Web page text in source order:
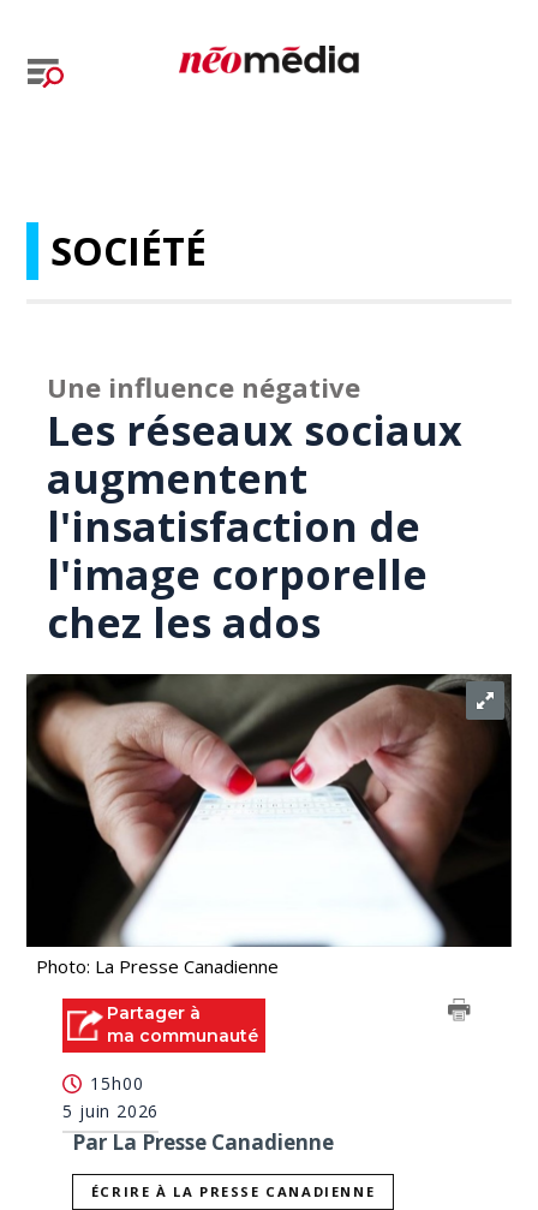
SOCIÉTÉ
Une influence négative
Les réseaux sociaux
augmentent
l'insatisfaction de
l'image corporelle
chez les ados
Photo: La Presse Canadienne
Partager à
ma communauté
15h00
5 juin 2026
Par La Presse Canadienne
ÉCRIRE À LA PRESSE CANADIENNE